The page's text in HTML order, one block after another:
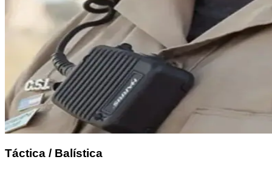
Táctica / Balística